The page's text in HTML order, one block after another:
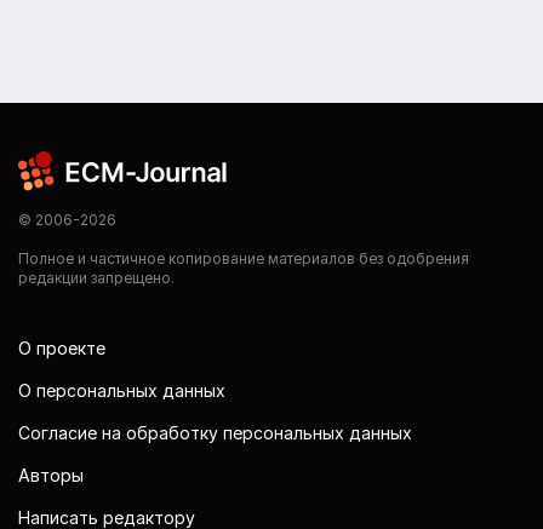
© 2006-2026
Полное и частичное копирование материалов без одобрения
редакции запрещено.
О проекте
О персональных данных
Согласие на обработку персональных данных
Авторы
Написать редактору